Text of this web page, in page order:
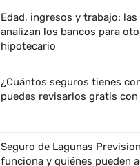
Edad, ingresos y trabajo: las
analizan los bancos para
hipotecario
¿Cuántos seguros tienes
puedes revisarlos gratis
Seguro de Lagunas
funciona y quiénes pueden